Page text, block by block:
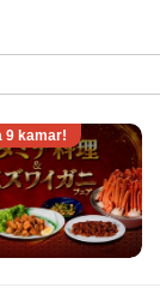
9 kamar!